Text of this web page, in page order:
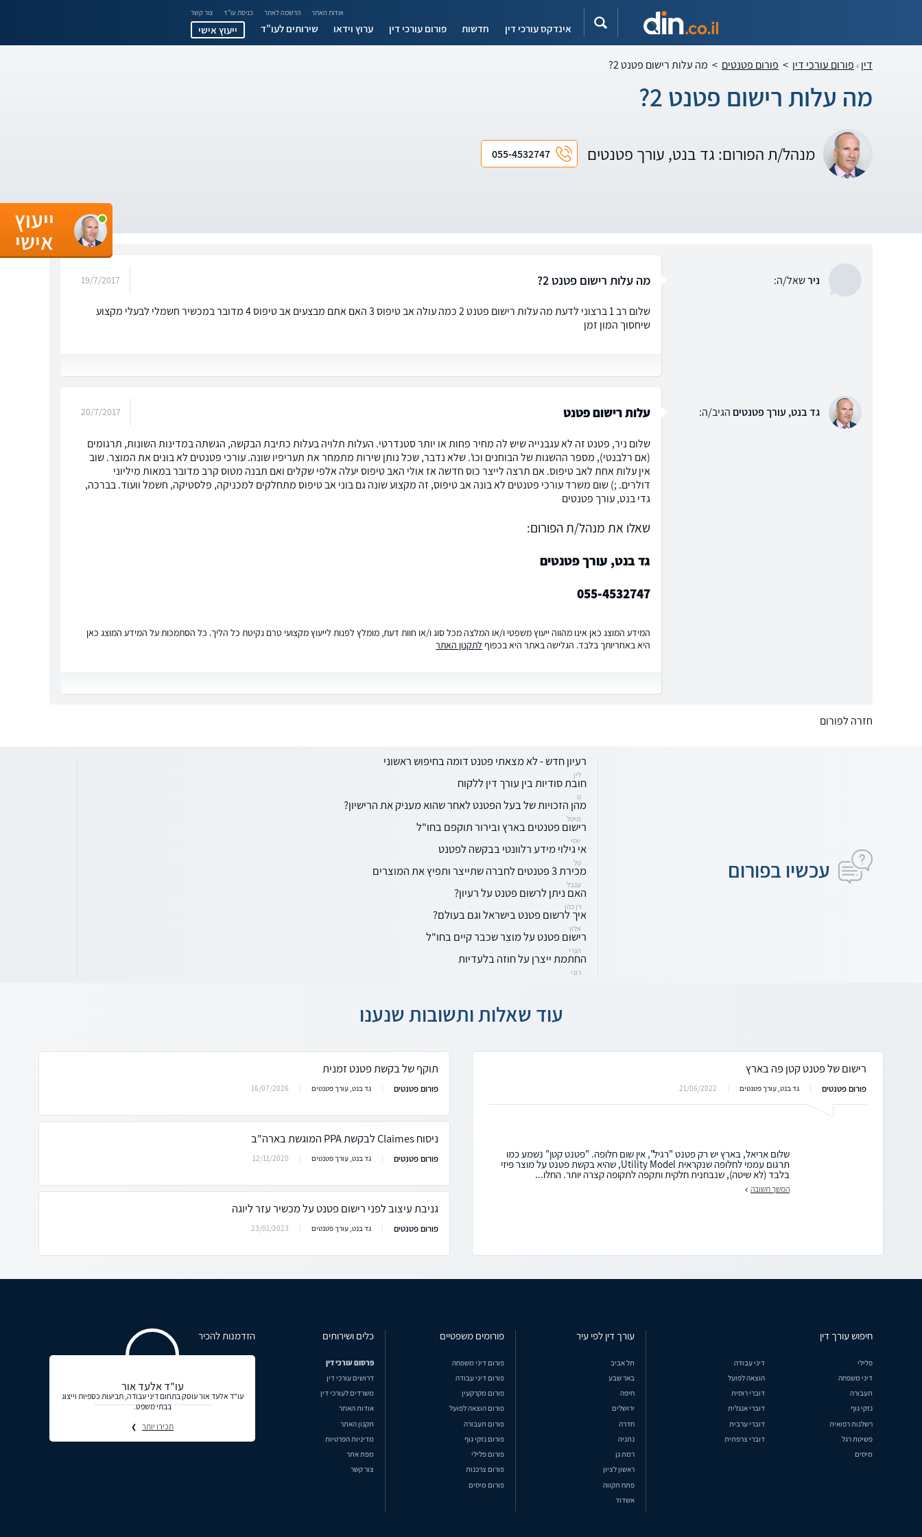
אודות האתר הרשמה לאתר כניסת עו"ד צור קשר
אינדקס עורכי דין חדשות פורום עורכי דין ערוץ וידאו שירותים לעו"ד ייעוץ אישי
דין פורום עורכי דין > פורום פטנטים > מה עלות רישום פטנט 2?
מה עלות רישום פטנט 2?
מנהל/ת הפורום: גד בנט, עורך פטנטים 055-4532747
נירשאל/ה: מה עלות רישום פטנט 2? 19/7/2017
שלום רב 1 ברצוני לדעת מה עלות רישום פטנט 2 כמה עולה אב טיפוס 3 האם אתם מבצעים אב טיפוס 4 מדובר במכשיר חשמלי לבעלי מקצוע
שיחסוך המון זמן
גד בנט, עורך פטנטים הגיב/ה: עלות רישום פטנט 20/7/2017
שלום ניר, פטנט זה לא עגבנייה שיש לה מחיר פחות או יותר סטנדרטי. העלות תלויה בעלות כתיבת הבקשה, הגשתה במדינות השונות, תרגומים
(אם רלבנטי), מספר ההשגות של הבוחנים וכו'. שלא נדבר, שכל נותן שירות מתמחר את תעריפיו שונה. עורכי פטנטים לא בונים את המוצר. שוב
אין עלות אחת לאב טיפוס. אם תרצה לייצר כוס חדשה אז אולי האב טיפוס יעלה אלפי שקלים ואם תבנה מטוס קרב מדובר במאות מיליוני
דולרים. ;) שום משרד עורכי פטנטים לא בונה אב טיפוס, זה מקצוע שונה גם בוני אב טיפוס מתחלקים למכניקה, פלסטיקה, חשמל וועוד. בברכה,
גדי בנט, עורך פטנטים
שאלו את מנהל/ת הפורום:
גד בנט, עורך פטנטים
055-4532747
המידע המוצג כאן אינו מהווה ייעוץ משפטי ו/או המלצה מכל סוג ו/או חוות דעת, מומלץ לפנות לייעוץ מקצועי טרם נקיטת כל הליך. כל הסתמכות על המידע המוצג כאן
היא באחריותך בלבד. הגלישה באתר היא בכפוף לתקנון האתר
חזרה לפורום
עכשיו בפורום
רעיון חדש - לא מצאתי פטנט דומה בחיפוש ראשוני
לין
חובת סודיות בין עורך דין ללקוח
ט
מהן הזכויות של בעל הפטנט לאחר שהוא מעניק את הרישיון?
מיטל
רישום פטנטים בארץ ובירור תוקפם בחו"ל
יוסי
אי גילוי מידע רלוונטי בבקשה לפטנט
טל
מכירת 3 פטנטים לחברה שתייצר ותפיץ את המוצרים
ענבל
האם ניתן לרשום פטנט על רעיון?
רן כהן
איך לרשום פטנט בישראל וגם בעולם?
אלון
רישום פטנט על מוצר שכבר קיים בחו"ל
הנרי
החתמת ייצרן על חוזה בלעדיות
רוני
עוד שאלות ותשובות שנענו
רישום של פטנט קטן פה בארץ
פורום פטנטים גד בנט, עורך פטנטים 21/06/2022
שלום אריאל, בארץ יש רק פטנט "רגיל", אין שום חלופה. "פטנט קטן" נשמע כמו
תרגום עממי לחלופה שנקראית Utility Model, שהיא בקשת פטנט על מוצר פיזי
בלבד (לא שיטה), שנבחנית חלקית ותקפה לתקופה קצרה יותר. החלו...
המשך תשובה
תוקף של בקשת פטנט זמנית
פורום פטנטים גד בנט, עורך פטנטים 16/07/2026
ניסוח Claimes לבקשת PPA המוגשת בארה"ב
פורום פטנטים גד בנט, עורך פטנטים 12/11/2020
גניבת עיצוב לפני רישום פטנט על מכשיר עזר ליוגה
פורום פטנטים גד בנט, עורך פטנטים 23/01/2023
ייעוץ
אישי
חיפוש עורך דין
פלילי
דיני עבודה
דיני משפחה
הוצאה לפועל
תעבורה
דוברי רוסית
נזקי גוף
דוברי אנגלית
רשלנות רפואית
דוברי ערבית
פשיטת רגל
דוברי צרפתית
מיסים
עורך דין לפי עיר
תל אביב
באר שבע
חיפה
ירושלים
חדרה
נתניה
רמת גן
ראשון לציון
פתח תקווה
אשדוד
פורומים משפטיים
פורום דיני משפחה
פורום דיני עבודה
פורום מקרקעין
פורום הוצאה לפועל
פורום תעבורה
פורום נזקי גוף
פורום פלילי
פורום צרכנות
פורום מיסים
כלים ושירותים
פרסום עורכי דין
דרושים עורכי דין
משרדים לעורכי דין
אודות האתר
תקנון האתר
מדיניות הפרטיות
מפת אתר
צור קשר
הזדמנות להכיר
עו"ד אלעד אור
עו"ד אלעד אור עוסק בתחום דיני עבודה, תביעות כספיות וייצוג
בבתי משפט.
תכירו יותר